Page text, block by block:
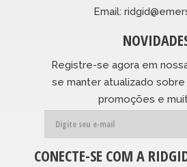
Email:
Registre-se agora em
se manter atualizado
promoções e
CONECTE-SE COM A